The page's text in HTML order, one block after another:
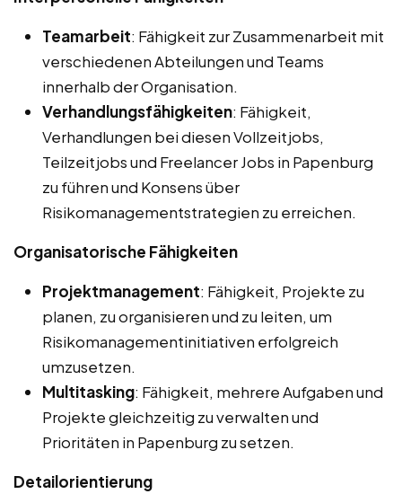
Teamarbeit: Fähigkeit zur Zusammenarbeit mit
verschiedenen Abteilungen und Teams
innerhalb der Organisation.
Verhandlungsfähigkeiten: Fähigkeit,
Verhandlungen bei diesen Vollzeitjobs,
Teilzeitjobs und Freelancer Jobs in Papenburg
zu führen und Konsens über
Risikomanagementstrategien zu erreichen.
Organisatorische Fähigkeiten
Projektmanagement: Fähigkeit, Projekte zu
planen, zu organisieren und zu leiten, um
Risikomanagementinitiativen erfolgreich
umzusetzen.
Multitasking: Fähigkeit, mehrere Aufgaben und
Projekte gleichzeitig zu verwalten und
Prioritäten in Papenburg zu setzen.
Detailorientierung